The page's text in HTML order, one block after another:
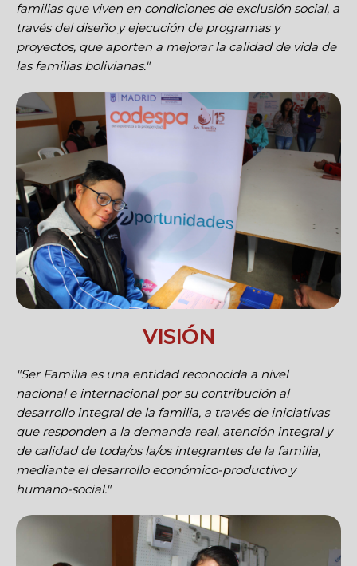
familias que viven en condiciones de exclusión social, a
través del diseño y ejecución de programas y
proyectos, que aporten a mejorar la calidad de vida de
las familias bolivianas."
VISIÓN
"Ser Familia es una entidad reconocida a nivel
nacional e internacional por su contribución al
desarrollo integral de la familia, a través de iniciativas
que responden a la demanda real, atención integral y
de calidad de toda/os la/os integrantes de la familia,
mediante el desarrollo económico-productivo y
humano-social."